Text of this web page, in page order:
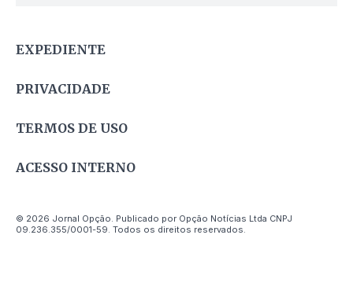
EXPEDIENTE
PRIVACIDADE
TERMOS DE USO
ACESSO INTERNO
© 2026 Jornal Opção. Publicado por Opção Notícias Ltda CNPJ
09.236.355/0001-59. Todos os direitos reservados.